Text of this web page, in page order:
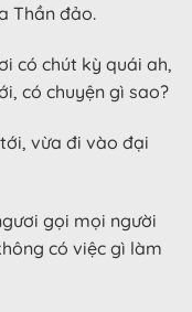
Thần đảo.
có chút kỳ quái ah,
có chuyện gì sao?
vừa đi vào đại
gọi mọi người
có việc gì làm